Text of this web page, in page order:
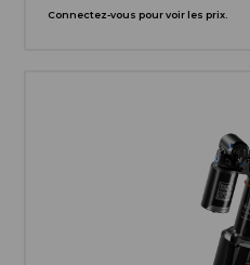
Connectez-vous pour voir les prix.